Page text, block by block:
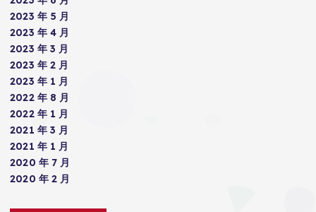
2023 年 5 月
2023 年 4 月
2023 年 3 月
2023 年 2 月
2023 年 1 月
2022 年 8 月
2022 年 1 月
2021 年 3 月
2021 年 1 月
2020 年 7 月
2020 年 2 月